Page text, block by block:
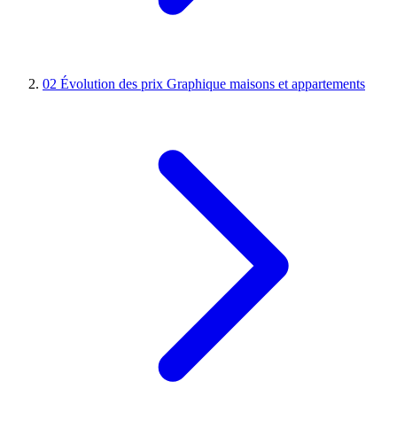
02 Évolution des prix Graphique maisons et appartements